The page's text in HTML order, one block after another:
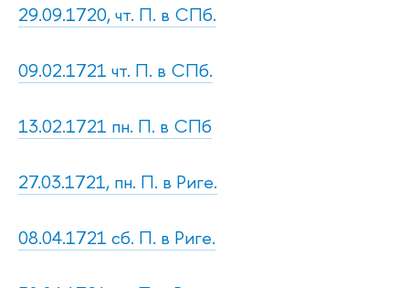
29.09.1720, чт. П. в СПб.
09.02.1721 чт. П. в СПб.
13.02.1721 пн. П. в СПб
27.03.1721, пн. П. в Риге.
08.04.1721 сб. П. в Риге.